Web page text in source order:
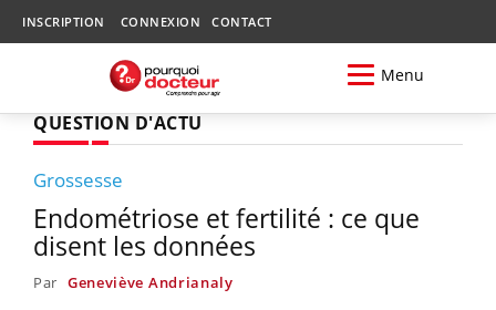
INSCRIPTION CONNEXION CONTACT
Menu
QUESTION D'ACTU
Grossesse
Endométriose et fertilité : ce que
disent les données
Par Geneviève Andrianaly